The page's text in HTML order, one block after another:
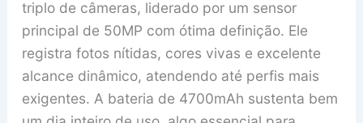
triplo de câmeras, liderado por um sensor
principal de 50MP com ótima definição. Ele
registra fotos nítidas, cores vivas e excelente
alcance dinâmico, atendendo até perfis mais
exigentes. A bateria de 4700mAh sustenta bem